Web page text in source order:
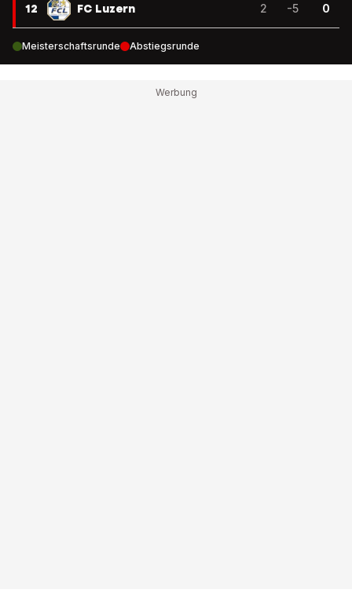
12 FC Luzern 2 -5 0
Meisterschaftsrunde Abstiegsrunde